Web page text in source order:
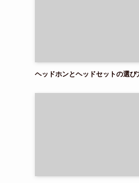
ヘッドホンとヘッドセットの選び